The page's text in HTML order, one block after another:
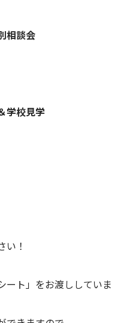
相談会
学校見学
い！
ート」をお渡ししていま